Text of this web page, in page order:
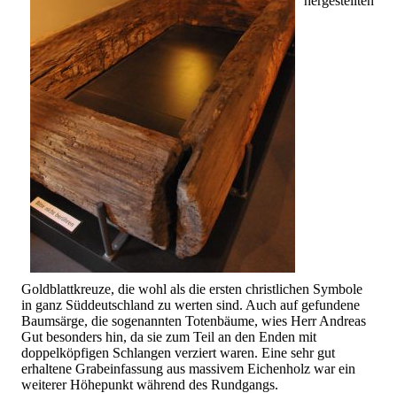
Goldblattkreuze, die wohl als die ersten christlichen Symbole
in ganz Süddeutschland zu werten sind. Auch auf gefundene
Baumsärge, die sogenannten Totenbäume, wies Herr Andreas
Gut besonders hin, da sie zum Teil an den Enden mit
doppelköpfigen Schlangen verziert waren. Eine sehr gut
erhaltene Grabeinfassung aus massivem Eichenholz war ein
weiterer Höhepunkt während des Rundgangs.